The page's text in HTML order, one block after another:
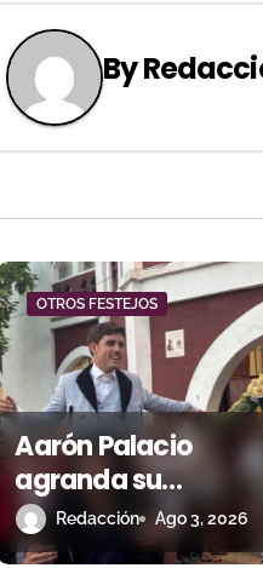
By
OTROS FESTEJOS
Aarón Palacio
agranda su
temporada en
a hombros junto a
Redacción Ago 3, 2026